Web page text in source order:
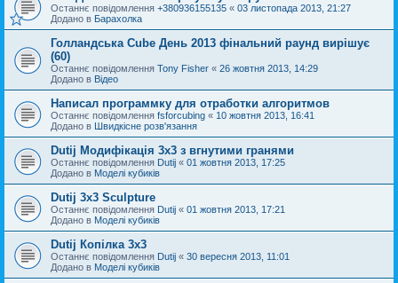
Останнє повідомлення +380936155135 « 03 листопада 2013, 21:27
Додано в Барахолка
Голландська Cube День 2013 фінальний раунд вирішує
(60)
Останнє повідомлення Tony Fisher « 26 жовтня 2013, 14:29
Додано в Відео
Написал программку для отработки алгоритмов
Останнє повідомлення fsforcubing « 10 жовтня 2013, 16:41
Додано в Швидкісне розв'язання
Dutij Модифікація 3х3 з вгнутими гранями
Останнє повідомлення Dutij « 01 жовтня 2013, 17:25
Додано в Моделі кубиків
Dutij 3x3 Sculpture
Останнє повідомлення Dutij « 01 жовтня 2013, 17:21
Додано в Моделі кубиків
Dutij Копілка 3х3
Останнє повідомлення Dutij « 30 вересня 2013, 11:01
Додано в Моделі кубиків